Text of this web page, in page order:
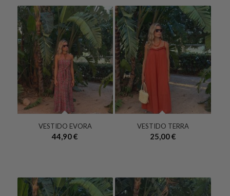
VESTIDO EVORA
44,90€
VESTIDO TERRA
25,00€